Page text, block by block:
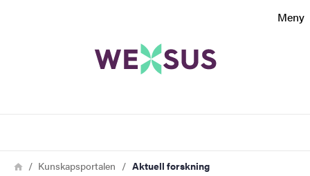
Meny
Länkstig
HemKunskapsportalen Aktuell forskning